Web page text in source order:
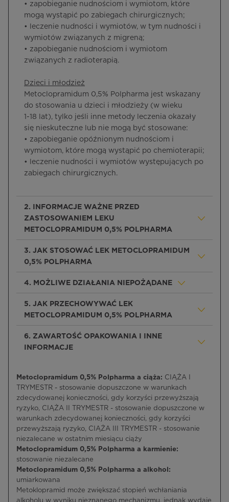
• zapobieganie nudnościom i wymiotom, które
mogą wystąpić po zabiegach chirurgicznych;
• leczenie nudności i wymiotów, w tym nudności i
wymiotów związanych z migreną;
• zapobieganie nudnościom i wymiotom
związanych z radioterapią.
Dzieci i młodzież
Metoclopramidum 0,5% Polpharma jest wskazany
do stosowania u dzieci i młodzieży (w wieku
1-18 lat), tylko jeśli inne metody leczenia okazały
się nieskuteczne lub nie mogą być stosowane:
• zapobieganie opóźnionym nudnościom i
wymiotom, które mogą wystąpić po chemioterapii;
• leczenie nudności i wymiotów występujących po
zabiegach chirurgicznych.
2. INFORMACJE WAŻNE PRZED
ZASTOSOWANIEM LEKU
METOCLOPRAMIDUM 0,5% POLPHARMA
3. JAK STOSOWAĆ LEK METOCLOPRAMIDUM
0,5% POLPHARMA
4. MOŻLIWE DZIAŁANIA NIEPOŻĄDANE
5. JAK PRZECHOWYWAĆ LEK
METOCLOPRAMIDUM 0,5% POLPHARMA
6. ZAWARTOŚĆ OPAKOWANIA I INNE
INFORMACJE
Metoclopramidum 0,5% Polpharma a ciąża: CIĄŻA I
TRYMESTR - stosowanie dopuszczone w warunkach
zdecydowanej konieczności, gdy korzyści przewyższają
ryzyko, CIĄŻA II TRYMESTR - stosowanie dopuszczone w
warunkach zdecydowanej konieczności, gdy korzyści
przewyższają ryzyko, CIĄŻA III TRYMESTR - stosowanie
niezalecane w ostatnim miesiącu ciąży
Metoclopramidum 0,5% Polpharma a karmienie:
stosowanie niezalecane
Metoclopramidum 0,5% Polpharma a alkohol:
umiarkowana
Metoklopramid może zwiększać stopień wchłaniania